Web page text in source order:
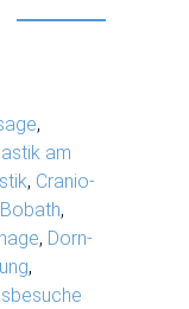
,
am
, Cranio-
Bobath,
, Dorn-
,